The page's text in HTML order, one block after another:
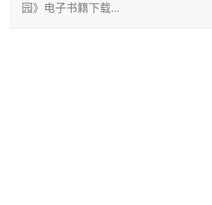
园》电子书籍下载...